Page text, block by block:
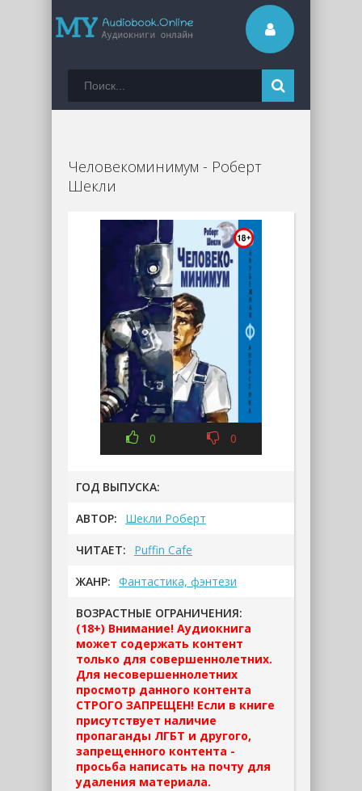
Человекоминимум - Роберт
Шекли
0 0
ГОД ВЫПУСКА:
АВТОР: Шекли Роберт
ЧИТАЕТ: Puffin Cafe
ЖАНР: Фантастика, фэнтези
ВОЗРАСТНЫЕ ОГРАНИЧЕНИЯ:
(18+) Внимание! Аудиокнига
может содержать контент
только для совершеннолетних.
Для несовершеннолетних
просмотр данного контента
СТРОГО ЗАПРЕЩЕН! Если в книге
присутствует наличие
пропаганды ЛГБТ и другого,
запрещенного контента -
просьба написать на почту для
удаления материала.